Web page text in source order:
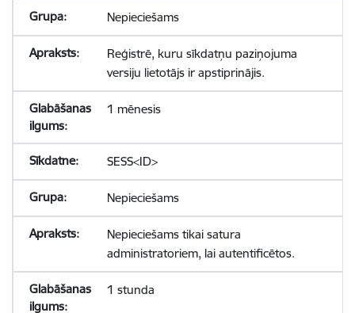
Nepieciešams
Reģistrē, kuru sīkdatņu paziņojuma
versiju lietotājs ir apstiprinājis.
1 mēnesis
SESS<ID>
Nepieciešams
Nepieciešams tikai satura
administratoriem, lai autentificētos.
1 stunda